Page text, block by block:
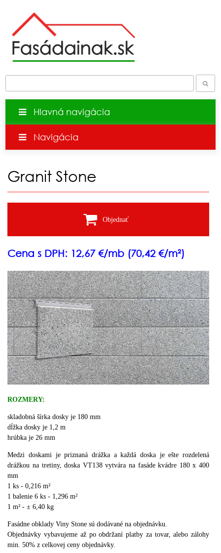
Hlavná navigácia
Navigácia
Granit Stone
Objednať
Cena s DPH: 12,67 €/mb (70,42 €/m²)
ROZMERY:
skladobná šírka dosky je 180 mm
dĺžka dosky je 1,2 m
hrúbka je 26 mm
Medzi doskami je priznaná drážka a každá doska je ešte rozdelená
drážkou na tretiny, doska VT138 vytvára na fasáde kvádre 180 x 400
mm
1 ks - 0,216 m²
1 balenie 6 ks - 1,296 m²
1 m² - ± 6,40 kg
Fasádne obklady Viny Stone sú dodávané na objednávku.
Objednávky vybavujeme až po obdržaní platby za tovar, alebo zálohy
min.
50% z celkovej ceny objednávky.